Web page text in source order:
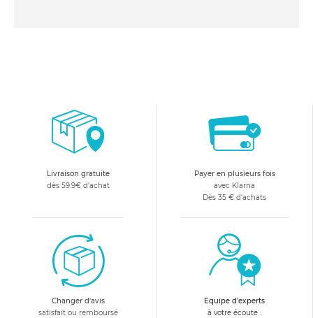
Livraison gratuite
dès 59.9€ d'achat
Payer en plusieurs fois
avec Klarna
Dès 35 € d'achats
Changer d'avis
satisfait ou remboursé
Equipe d'experts
à votre écoute :